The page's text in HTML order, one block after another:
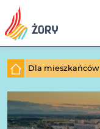
Dla mieszkańców